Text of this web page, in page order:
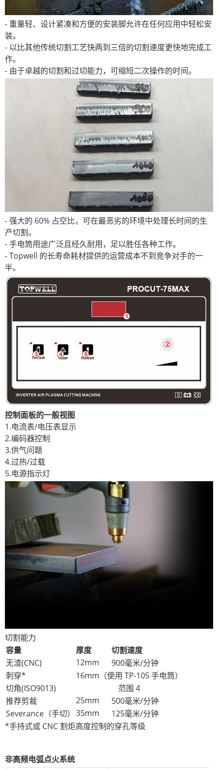
- 重量轻、设计紧凑和方便的安装脚允许在任何应用中轻松安
装。
- 以比其他传统切割工艺快两到三倍的切割速度更快地完成工
作。
- 由于卓越的切割和过切能力，可缩短二次操作的时间。
- 强大的 60% 占空比，可在最恶劣的环境中处理长时间的生
产切割。
- 手电筒用途广泛且经久耐用，足以胜任各种工作。
- Topwell 的长寿命耗材提供的运营成本不到竞争对手的一
半。
控制面板的一般视图
1.电流表/电压表显示
2.编码器控制
3.供气问题
4.过热/过载
5.电源指示灯
切割能力
容量
厚度
切割速度
无渣(CNC)
12mm
900毫米/分钟
刺穿*
16mm（使用 TP-105 手电筒）
切角(ISO9013)
范围 4
推荐剪裁
25mm
500毫米/分钟
Severance（手切） 35mm
125毫米/分钟
*手持式或 CNC 割炬高度控制的穿孔等级
非高频电弧点火系统